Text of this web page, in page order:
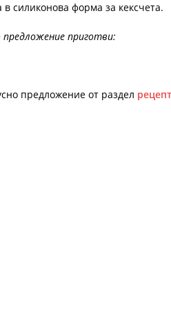
силиконова форма за кексчета.
предложение приготви:
предложение от раздел